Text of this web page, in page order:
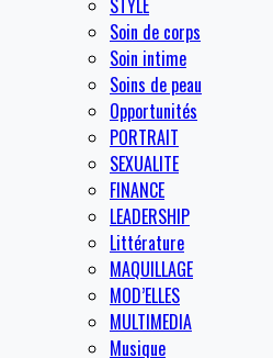
STYLE
Soin de corps
Soin intime
Soins de peau
Opportunités
PORTRAIT
SEXUALITE
FINANCE
LEADERSHIP
Littérature
MAQUILLAGE
MOD’ELLES
MULTIMEDIA
Musique